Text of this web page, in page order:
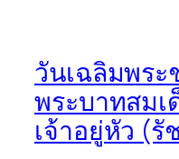
วันเฉลิมพร
พระบาทสมเ
เจ้าอยู่หัว (รั